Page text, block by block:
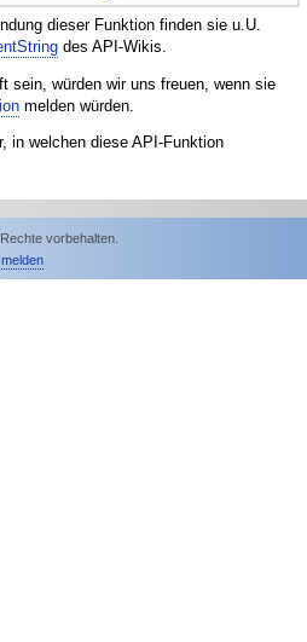
dieser Funktion finden sie u.U.
des API-Wikis.
sein, würden wir uns freuen, wenn sie
melden würden.
in welchen diese API-Funktion
vorbehalten.